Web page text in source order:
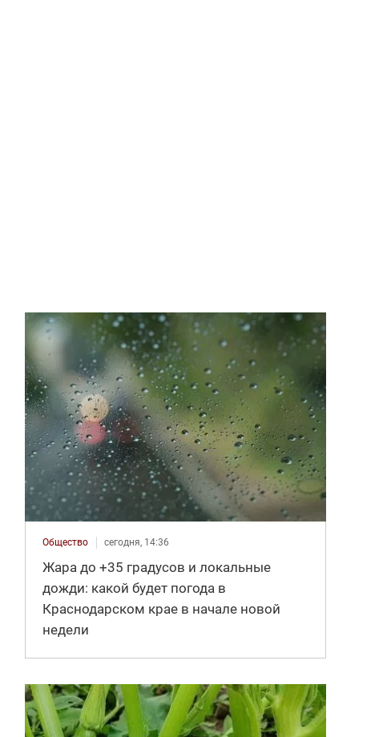
Общество сегодня, 14:36
Жара до +35 градусов и локальные
дожди: какой будет погода в
Краснодарском крае в начале новой
недели